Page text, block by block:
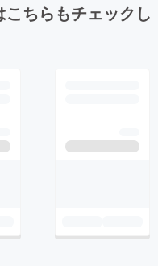
ちらもチェックし